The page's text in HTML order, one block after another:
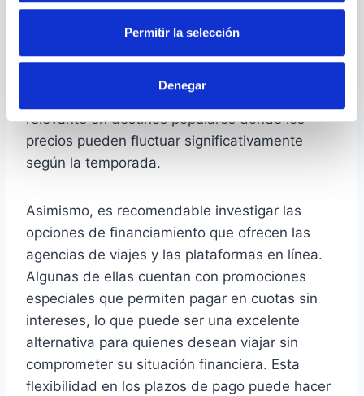
Permitir la selección
Denegar
también se facilita la gestión del presupuesto.
Muchos viajeros encuentran que dividir el costo
del viaje en pagos mensuales manejables les
de una deuda excesiva. Esto es especialmente
relevante en destinos populares donde los
precios pueden fluctuar significativamente
según la temporada.
Asimismo, es recomendable investigar las
opciones de financiamiento que ofrecen las
agencias de viajes y las plataformas en línea.
Algunas de ellas cuentan con promociones
especiales que permiten pagar en cuotas sin
intereses, lo que puede ser una excelente
alternativa para quienes desean viajar sin
comprometer su situación financiera. Esta
flexibilidad en los plazos de pago puede hacer